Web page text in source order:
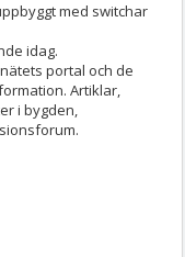
med switchar
idag.
portal och de
Artiklar,
i bygden,